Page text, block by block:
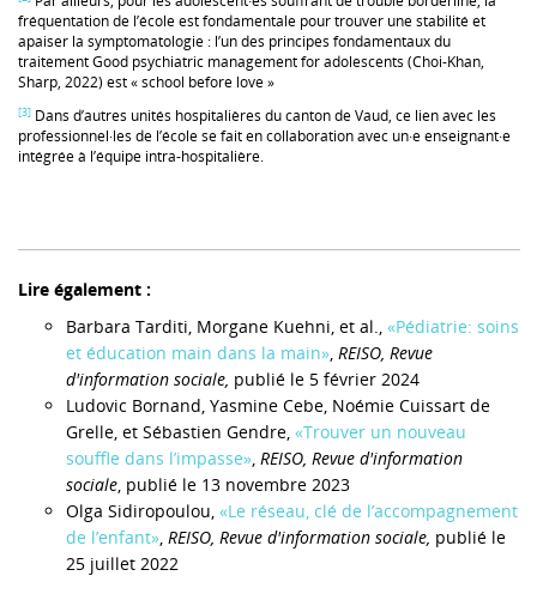
fréquentation de l’école est fondamentale pour trouver une stabilité et
apaiser la symptomatologie : l’un des principes fondamentaux du
traitement Good psychiatric management for adolescents (Choi-Khan,
Sharp, 2022) est « school before love »
[3] Dans d’autres unités hospitalières du canton de Vaud, ce lien avec les
professionnel·les de l’école se fait en collaboration avec un·e enseignant·e
intégrée à l’équipe intra-hospitalière.
Lire également :
Barbara Tarditi, Morgane Kuehni, et al., «Pédiatrie: soins
et éducation main dans la main», REISO, Revue
d'information sociale, publié le 5 février 2024
Ludovic Bornand, Yasmine Cebe, Noémie Cuissart de
Grelle, et Sébastien Gendre, «Trouver un nouveau
souffle dans l’impasse», REISO, Revue d'information
sociale, publié le 13 novembre 2023
Olga Sidiropoulou, «Le réseau, clé de l’accompagnement
de l’enfant», REISO, Revue d'information sociale, publié le
25 juillet 2022